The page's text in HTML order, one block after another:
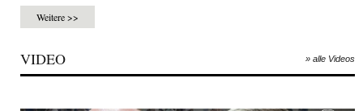
Weitere >>
VIDEO » alle Videos